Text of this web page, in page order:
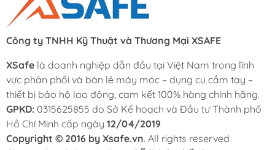
Công ty TNHH Kỹ Thuật và Thương Mại XSAFE
XSafe là doanh nghiệp dẫn đầu tại Việt Nam trong lĩnh
vực phân phối và bán lẻ máy móc – dụng cụ cầm tay –
thiết bị bảo hộ lao động, cam kết 100% hàng chính hãng.
GPKD: 0315625855 do Sở Kế hoạch và Đầu tư Thành phố
Hồ Chí Minh cấp ngày 12/04/2019
Copyright © 2016 by Xsafe.vn. All rights reserved